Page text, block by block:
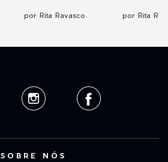
por Rita Ravasco por Rita
SOBRE NÓS